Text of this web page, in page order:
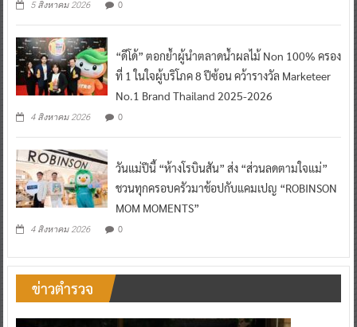
5 สิงหาคม 2026 0
“ดีโด้” ตอกย้ำผู้นำตลาดน้ำผลไม้ Non 100% ครอง
ที่ 1 ในใจผู้บริโภค 8 ปีซ้อน คว้ารางวัล Marketeer
No.1 Brand Thailand 2025-2026
4 สิงหาคม 2026 0
วันแม่ปีนี้ “ห้างโรบินสัน” ส่ง “ส่วนลดตามใจแม่”
ชวนทุกครอบครัวมาช้อปกับแคมเปญ “ROBINSON
MOM MOMENTS”
4 สิงหาคม 2026 0
ข่าวตำรวจ